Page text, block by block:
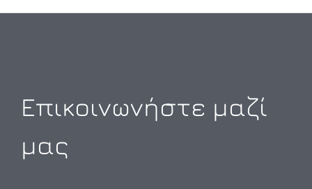
Επικοινωνήστε μαζί
μας